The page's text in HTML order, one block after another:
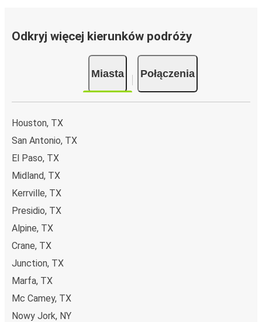
Odkryj więcej kierunków podróży
Miasta Połączenia
Houston, TX
San Antonio, TX
El Paso, TX
Midland, TX
Kerrville, TX
Presidio, TX
Alpine, TX
Crane, TX
Junction, TX
Marfa, TX
Mc Camey, TX
Nowy Jork, NY